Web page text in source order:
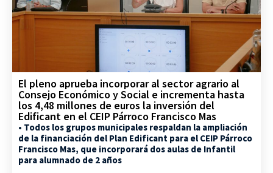
El pleno aprueba incorporar al sector agrario al
Consejo Económico y Social e incrementa hasta
los 4,48 millones de euros la inversión del
Edificant en el CEIP Párroco Francisco Mas
• Todos los grupos municipales respaldan la ampliación
de la financiación del Plan Edificant para el CEIP Párroco
Francisco Mas, que incorporará dos aulas de Infantil
para alumnado de 2 años